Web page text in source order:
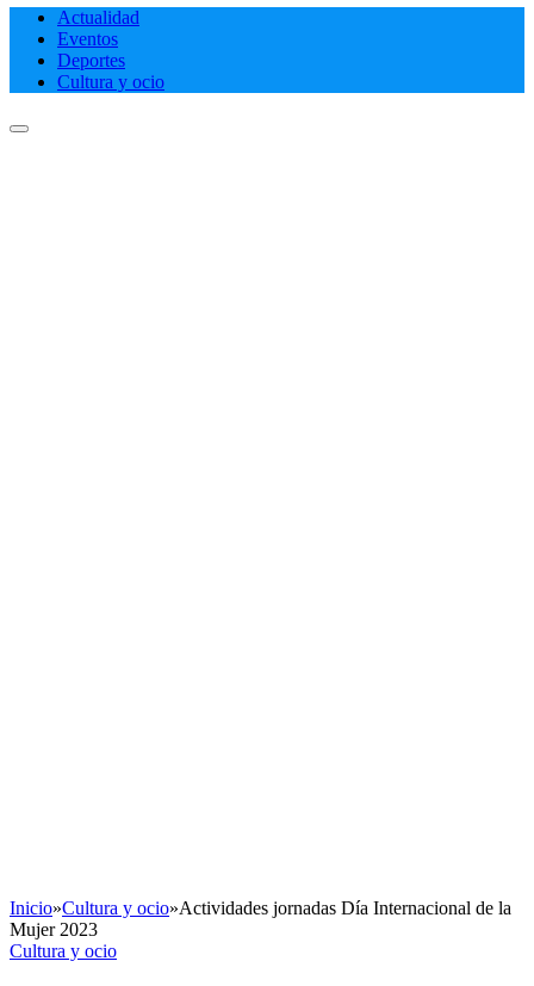
Actualidad
Eventos
Deportes
Cultura y ocio
Inicio»Cultura y ocio»Actividades jornadas Día Internacional de la
Mujer 2023
Cultura y ocio